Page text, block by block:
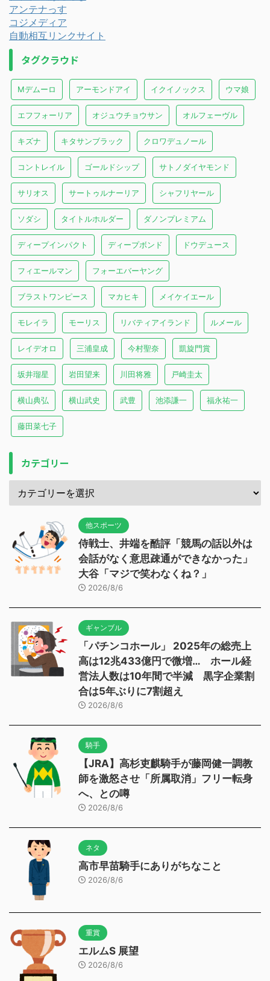
アンテナっす
コジメディア
自動相互リンクサイト
タグクラウド
Mデムーロ アーモンドアイ イクイノックス ウマ娘
エフフォーリア オジュウチョウサン オルフェーヴル
キズナ キタサンブラック クロワデュノール
コントレイル ゴールドシップ サトノダイヤモンド
サリオス サートゥルナーリア シャフリヤール
ソダシ タイトルホルダー ダノンプレミアム
ディープインパクト ディープボンド ドウデュース
フィエールマン フォーエバーヤング
ブラストワンピース マカヒキ メイケイエール
モレイラ モーリス リバティアイランド ルメール
レイデオロ 三浦皇成 今村聖奈 凱旋門賞
坂井瑠星 岩田望来 川田将雅 戸崎圭太
横山典弘 横山武史 武豊 池添謙一 福永祐一
藤田菜七子
カテゴリー
他スポーツ
侍戦士、井端を酷評「競馬の話以外は
会話がなく意思疎通ができなかった」
大谷「マジで笑わなくね？」
2026/8/6
ギャンブル
「パチンコホール」 2025年の総売上
高は12兆433億円で微増… ホール経
営法人数は10年間で半減 黒字企業割
合は5年ぶりに7割超え
2026/8/6
騎手
【JRA】高杉吏麒騎手が藤岡健一調教
師を激怒させ「所属取消」フリー転身
へ、との噂
2026/8/6
ネタ
高市早苗騎手にありがちなこと
2026/8/6
重賞
エルムS 展望
2026/8/6